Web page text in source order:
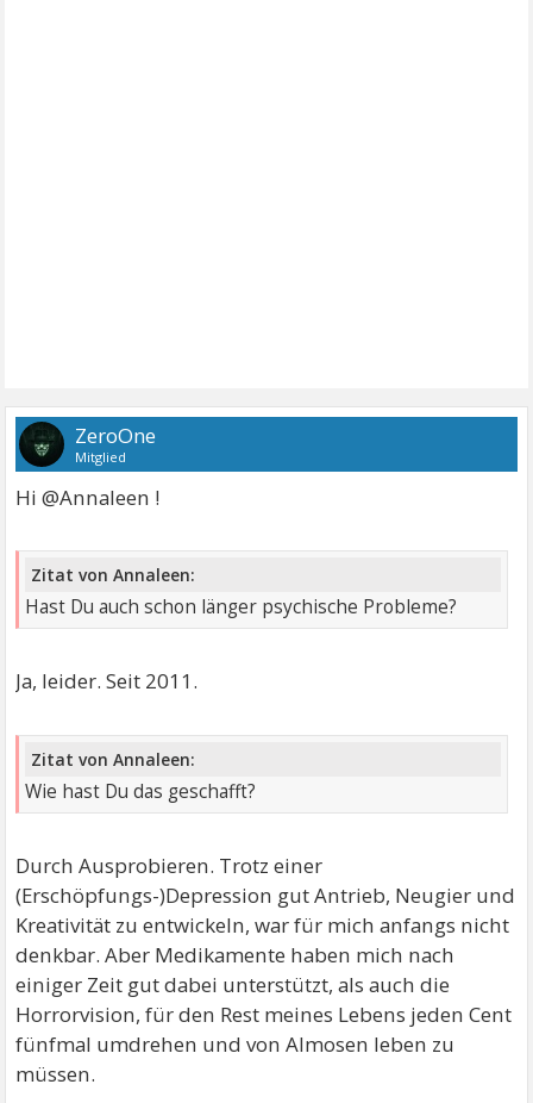
ZeroOne
Mitglied
Hi @Annaleen !
Zitat von Annaleen:
Hast Du auch schon länger psychische Probleme?
Ja, leider. Seit 2011.
Zitat von Annaleen:
Wie hast Du das geschafft?
Durch Ausprobieren. Trotz einer
(Erschöpfungs-)Depression gut Antrieb, Neugier und
Kreativität zu entwickeln, war für mich anfangs nicht
denkbar. Aber Medikamente haben mich nach
einiger Zeit gut dabei unterstützt, als auch die
Horrorvision, für den Rest meines Lebens jeden Cent
fünfmal umdrehen und von Almosen leben zu
müssen.